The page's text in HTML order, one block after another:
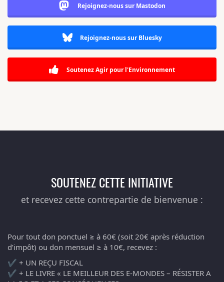
Rejoignez-nous sur Mastodon
Rejoignez-nous sur Bluesky
Soutenez Agir pour l'Environnement
SOUTENEZ CETTE INITIATIVE
et recevez cette contrepartie de bienvenue :
Pour tout don ponctuel ≥ à 60€ (soit 20€ après réduction
d’impôt) ou don mensuel ≥ à 10€, recevez :
✔️ + UN REÇU FISCAL
✔️ + LE LIVRE « LE MEILLEUR DES E-MONDES – RÉSISTER A